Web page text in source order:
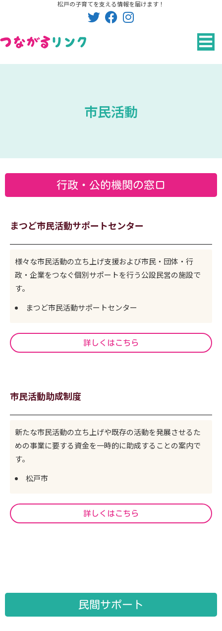
ス
松戸の子育てを支える情報を届けます！
市民活動
行政・公的機関の窓口
まつど市民活動サポートセンター
様々な市民活動の立ち上げ支援および市民・団体・行
政・企業をつなぐ個別サポートを行う公設民営の施設で
す。
まつど市民活動サポートセンター
詳しくはこちら
市民活動助成制度
新たな市民活動の立ち上げや既存の活動を発展させるた
めの事業に要する資金を一時的に助成することの案内で
す。
松戸市
詳しくはこちら
民間サポート